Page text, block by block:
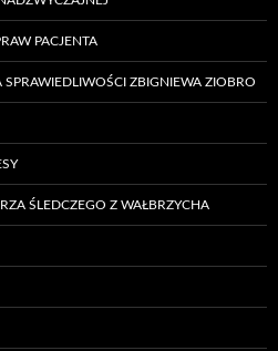
PACJENTA
ZBIGNIEWA ZIOBRO
ŚLEDCZEGO Z WAŁBRZYCHA